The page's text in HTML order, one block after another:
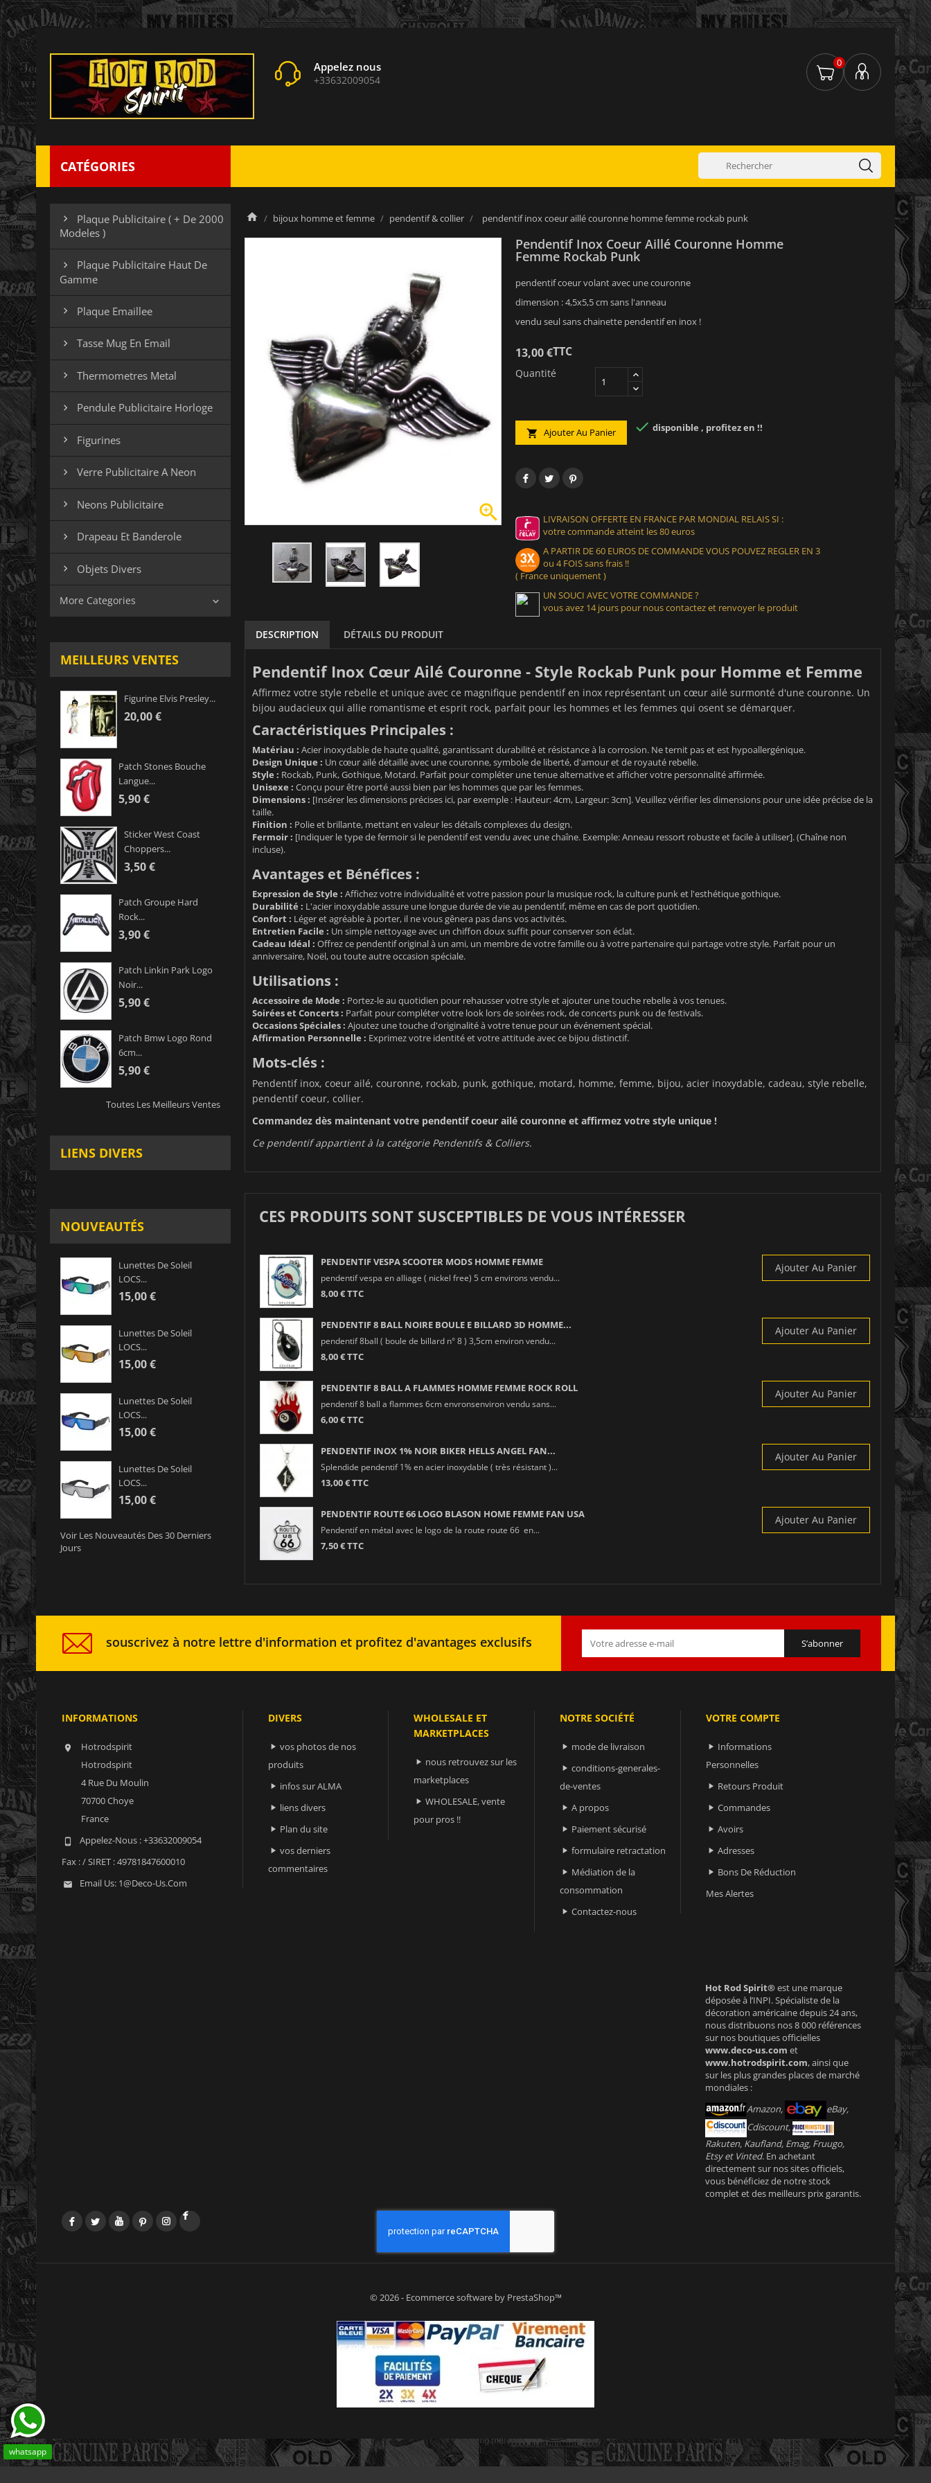
Appelez nous
+33632009054
0
CATÉGORIES

Plaque Publicitaire ( + De 2000
Modeles )

Plaque Publicitaire Haut De
Gamme
 Plaque Emaillee
 Tasse Mug En Email
 Thermometres Metal
 Pendule Publicitaire Horloge
 Figurines
 Verre Publicitaire A Neon
 Neons Publicitaire
 Drapeau Et Banderole
 Objets Divers
More Categories 
MEILLEURS VENTES
Figurine Elvis Presley...
20,00 €
Patch Stones Bouche
Langue...
5,90 €
Sticker West Coast
Choppers...
3,50 €
Patch Groupe Hard
Rock...
3,90 €
Patch Linkin Park Logo
Noir...
5,90 €
Patch Bmw Logo Rond
6cm...
5,90 €
Toutes Les Meilleurs Ventes
LIENS DIVERS
NOUVEAUTÉS
Lunettes De Soleil
LOCS...
15,00 €
Lunettes De Soleil
LOCS...
15,00 €
Lunettes De Soleil
LOCS...
15,00 €
Lunettes De Soleil
LOCS...
15,00 €
Voir Les Nouveautés Des 30 Derniers
Jours
bijoux homme et femme pendentif & collier pendentif inox coeur aillé couronne homme femme rockab punk

Pendentif Inox Coeur Aillé Couronne Homme
Femme Rockab Punk
pendentif coeur volant avec une couronne
dimension : 4,5x5,5 cm sans l'anneau
vendu seul sans chainette pendentif en inox !
13,00 €TTC
Quantité
 Ajouter Au Panier  disponible , profitez en !!
LIVRAISON OFFERTE EN FRANCE PAR MONDIAL RELAIS SI :
votre commande atteint les 80 euros
A PARTIR DE 60 EUROS DE COMMANDE VOUS POUVEZ REGLER EN 3
ou 4 FOIS sans frais !!
( France uniquement )
UN SOUCI AVEC VOTRE COMMANDE ?
vous avez 14 jours pour nous contactez et renvoyer le produit
DESCRIPTION DÉTAILS DU PRODUIT
Pendentif Inox Cœur Ailé Couronne - Style Rockab Punk pour Homme et Femme
Affirmez votre style rebelle et unique avec ce magnifique pendentif en inox représentant un cœur ailé surmonté d'une couronne. Un
bijou audacieux qui allie romantisme et esprit rock, parfait pour les hommes et les femmes qui osent se démarquer.
Caractéristiques Principales :
Matériau : Acier inoxydable de haute qualité, garantissant durabilité et résistance à la corrosion. Ne ternit pas et est hypoallergénique.
Design Unique : Un cœur ailé détaillé avec une couronne, symbole de liberté, d'amour et de royauté rebelle.
Style : Rockab, Punk, Gothique, Motard. Parfait pour compléter une tenue alternative et afficher votre personnalité affirmée.
Unisexe : Conçu pour être porté aussi bien par les hommes que par les femmes.
Dimensions : [Insérer les dimensions précises ici, par exemple : Hauteur: 4cm, Largeur: 3cm]. Veuillez vérifier les dimensions pour une idée précise de la
taille.
Finition : Polie et brillante, mettant en valeur les détails complexes du design.
Fermoir : [Indiquer le type de fermoir si le pendentif est vendu avec une chaîne. Exemple: Anneau ressort robuste et facile à utiliser]. (Chaîne non
incluse).
Avantages et Bénéfices :
Expression de Style : Affichez votre individualité et votre passion pour la musique rock, la culture punk et l'esthétique gothique.
Durabilité : L'acier inoxydable assure une longue durée de vie au pendentif, même en cas de port quotidien.
Confort : Léger et agréable à porter, il ne vous gênera pas dans vos activités.
Entretien Facile : Un simple nettoyage avec un chiffon doux suffit pour conserver son éclat.
Cadeau Idéal : Offrez ce pendentif original à un ami, un membre de votre famille ou à votre partenaire qui partage votre style. Parfait pour un
anniversaire, Noël, ou toute autre occasion spéciale.
Utilisations :
Accessoire de Mode : Portez-le au quotidien pour rehausser votre style et ajouter une touche rebelle à vos tenues.
Soirées et Concerts : Parfait pour compléter votre look lors de soirées rock, de concerts punk ou de festivals.
Occasions Spéciales : Ajoutez une touche d'originalité à votre tenue pour un événement spécial.
Affirmation Personnelle : Exprimez votre identité et votre attitude avec ce bijou distinctif.
Mots-clés :
Pendentif inox, coeur ailé, couronne, rockab, punk, gothique, motard, homme, femme, bijou, acier inoxydable, cadeau, style rebelle,
pendentif coeur, collier.
Commandez dès maintenant votre pendentif coeur ailé couronne et affirmez votre style unique !
Ce pendentif appartient à la catégorie Pendentifs & Colliers.
CES PRODUITS SONT SUSCEPTIBLES DE VOUS INTÉRESSER
PENDENTIF VESPA SCOOTER MODS HOMME FEMME
pendentif vespa en alliage ( nickel free) 5 cm environs vendu...
8,00 € TTC
Ajouter Au Panier
PENDENTIF 8 BALL NOIRE BOULE E BILLARD 3D HOMME...
pendentif 8ball ( boule de billard n° 8 ) 3,5cm environ vendu...
8,00 € TTC
Ajouter Au Panier
PENDENTIF 8 BALL A FLAMMES HOMME FEMME ROCK ROLL
pendentif 8 ball a flammes 6cm envronsenviron vendu sans...
6,00 € TTC
Ajouter Au Panier
PENDENTIF INOX 1% NOIR BIKER HELLS ANGEL FAN...
Splendide pendentif 1% en acier inoxydable ( très résistant )...
13,00 € TTC
Ajouter Au Panier
PENDENTIF ROUTE 66 LOGO BLASON HOME FEMME FAN USA
Pendentif en métal avec le logo de la route route 66 en...
7,50 € TTC
Ajouter Au Panier
souscrivez à notre lettre d'information et profitez d'avantages exclusifs
INFORMATIONS

Hotrodspirit
Hotrodspirit
4 Rue Du Moulin
70700 Choye
France
 Appelez-Nous :+33632009054
Fax :/ SIRET : 49781847600010
 Email Us: 1@deco-Us.com
DIVERS
 vos photos de nos
produits
 infos sur ALMA
 liens divers
 Plan du site
 vos derniers
commentaires
WHOLESALE ET
MARKETPLACES
 nous retrouvez sur les
marketplaces
 WHOLESALE, vente
pour pros !!
NOTRE SOCIÉTÉ
 mode de livraison
 conditions-generales-
de-ventes
 A propos
 Paiement sécurisé
 formulaire retractation
 Médiation de la
consommation
 Contactez-nous
VOTRE COMPTE
 Informations
Personnelles
 Retours Produit
 Commandes
 Avoirs
 Adresses
 Bons De Réduction
Mes Alertes
Hot Rod Spirit®est une marque
déposée à l’INPI. Spécialiste de la
décoration américaine depuis 24 ans,
nous distribuons nos 8 000 références
sur nos boutiques officielles
www.deco-us.com et
www.hotrodspirit.com, ainsi que
sur les plus grandes places de marché
mondiales :
Amazon,
eBay,
Cdiscount,
Rakuten, Kaufland, Emag, Fruugo,
Etsy et Vinted. En achetant
directement sur nos sites officiels,
vous bénéficiez de notre stock
complet et des meilleurs prix garantis.
FacebookTwitterYouTubePinterestInstagram
whatsapp
© 2026 - Ecommerce software by PrestaShop™